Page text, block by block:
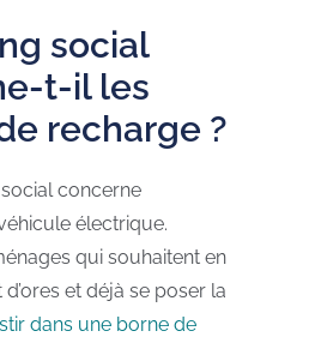
social
t-il les
recharge ?
concerne
électrique.
qui souhaitent en
et déjà se poser la
dans une borne de